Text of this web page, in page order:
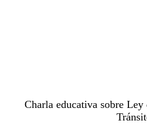
Charla educativa sobre